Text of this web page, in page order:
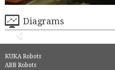
Diagrams
KUKA Robots
ABB Robots